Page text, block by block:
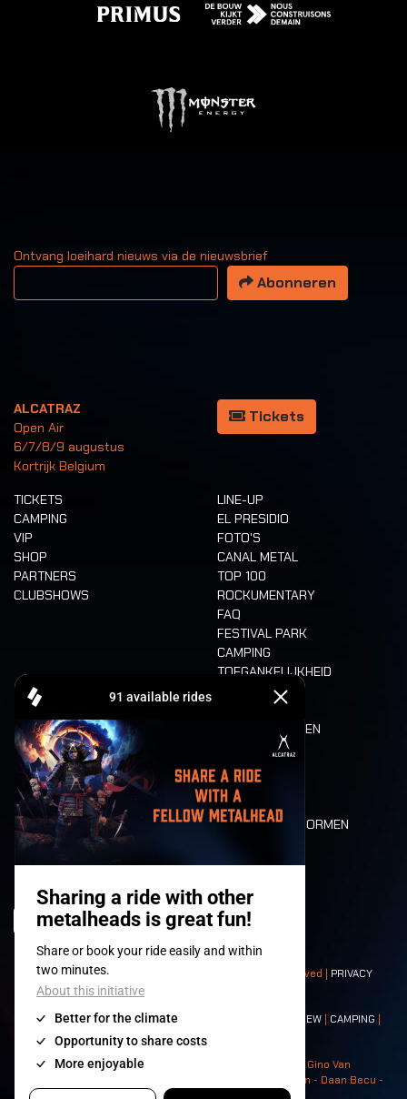
Ontvang loeihard nieuws via de nieuwsbrief
Uw email adres
Abonneren
ALCATRAZ
Open Air
6/7/8/9 augustus
Kortrijk Belgium
Tickets
TICKETS
CAMPING
VIP
SHOP
PARTNERS
CLUBSHOWS
LINE-UP
EL PRESIDIO
FOTO'S
CANAL METAL
TOP 100
ROCKUMENTARY
FAQ
FESTIVAL PARK
CAMPING
TOEGANKELIJKHEID
CASHLESS
ETEN EN DRINKEN
MOBILITEIT
LONE WOLVES
PLATTEGROND
DEATH RIDE
WAARDEN EN NORMEN
HISTORIEK
© 2008-2026- Apache Productions VZW – All rights reserved | PRIVACY
POLICY|ALGEMENE VOORWAARDEN
Contact:GENERAL| PARTNERSHIPS CREW | CAMPING |
NEIGHBOURS
Photos: Ann Kermans - Hans Van Hoof - Eliaz Bruggeman - Gino Van
Lancker - Tim Tronckoe - Elsie Roymans - Stijn Verbruggen - Daan Becu -
Claus Christa - Devid Camerlynck